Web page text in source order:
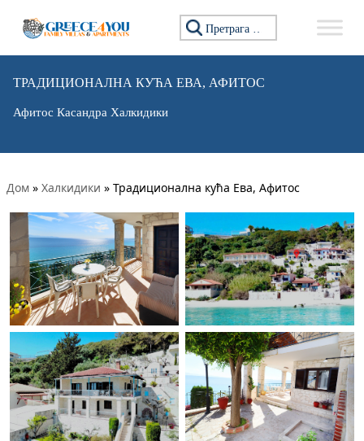
Претражи:
ТРАДИЦИОНАЛНА КУЋА ЕВА, АФИТОС
Афитос Касандра Халкидики
Дом » Халкидики » Традиционална кућа Ева, Афитос